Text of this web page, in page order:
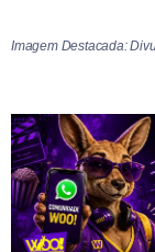
Imagem Destacada: